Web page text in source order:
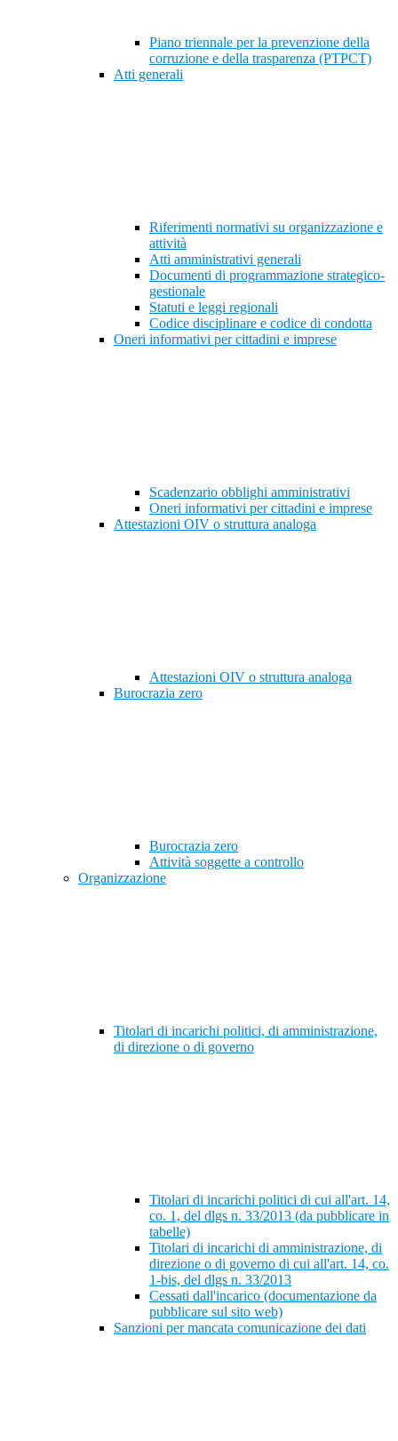
Piano triennale per la prevenzione della
corruzione e della trasparenza (PTPCT)
Atti generali
Riferimenti normativi su organizzazione e
attività
Atti amministrativi generali
Documenti di programmazione strategico-
gestionale
Statuti e leggi regionali
Codice disciplinare e codice di condotta
Oneri informativi per cittadini e imprese
Scadenzario obblighi amministrativi
Oneri informativi per cittadini e imprese
Attestazioni OIV o struttura analoga
Attestazioni OIV o struttura analoga
Burocrazia zero
Burocrazia zero
Attività soggette a controllo
Organizzazione
Titolari di incarichi politici, di amministrazione,
di direzione o di governo
Titolari di incarichi politici di cui all'art. 14,
co. 1, del dlgs n. 33/2013 (da pubblicare in
tabelle)
Titolari di incarichi di amministrazione, di
direzione o di governo di cui all'art. 14, co.
1-bis, del dlgs n. 33/2013
Cessati dall'incarico (documentazione da
pubblicare sul sito web)
Sanzioni per mancata comunicazione dei dati